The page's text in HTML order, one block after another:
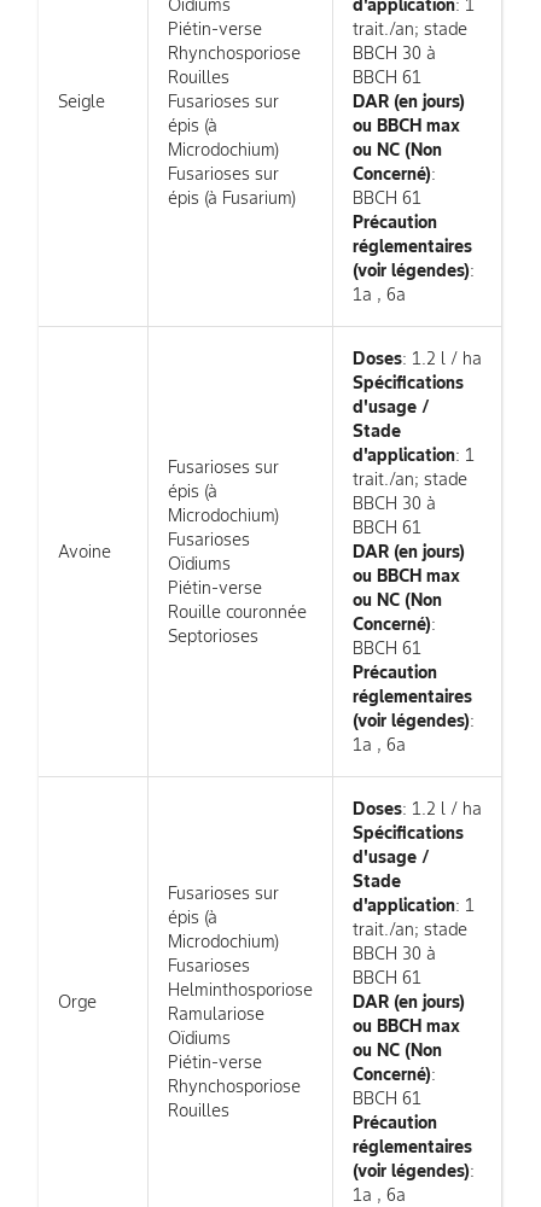
Seigle
Oïdiums
Piétin-verse
Rhynchosporiose
Rouilles
Fusarioses sur
épis (à
Microdochium)
Fusarioses sur
épis (à Fusarium)
d'application: 1
trait./an; stade
BBCH 30 à
BBCH 61
DAR (en jours)
ou BBCH max
ou NC (Non
Concerné):
BBCH 61
Précaution
réglementaires
(voir légendes):
1a , 6a
Avoine
Fusarioses sur
épis (à
Microdochium)
Fusarioses
Oïdiums
Piétin-verse
Rouille couronnée
Septorioses
Doses: 1.2 l / ha
Spécifications
d'usage /
Stade
d'application: 1
trait./an; stade
BBCH 30 à
BBCH 61
DAR (en jours)
ou BBCH max
ou NC (Non
Concerné):
BBCH 61
Précaution
réglementaires
(voir légendes):
1a , 6a
Orge
Fusarioses sur
épis (à
Microdochium)
Fusarioses
Helminthosporiose
Ramulariose
Oïdiums
Piétin-verse
Rhynchosporiose
Rouilles
Doses: 1.2 l / ha
Spécifications
d'usage /
Stade
d'application: 1
trait./an; stade
BBCH 30 à
BBCH 61
DAR (en jours)
ou BBCH max
ou NC (Non
Concerné):
BBCH 61
Précaution
réglementaires
(voir légendes):
1a , 6a